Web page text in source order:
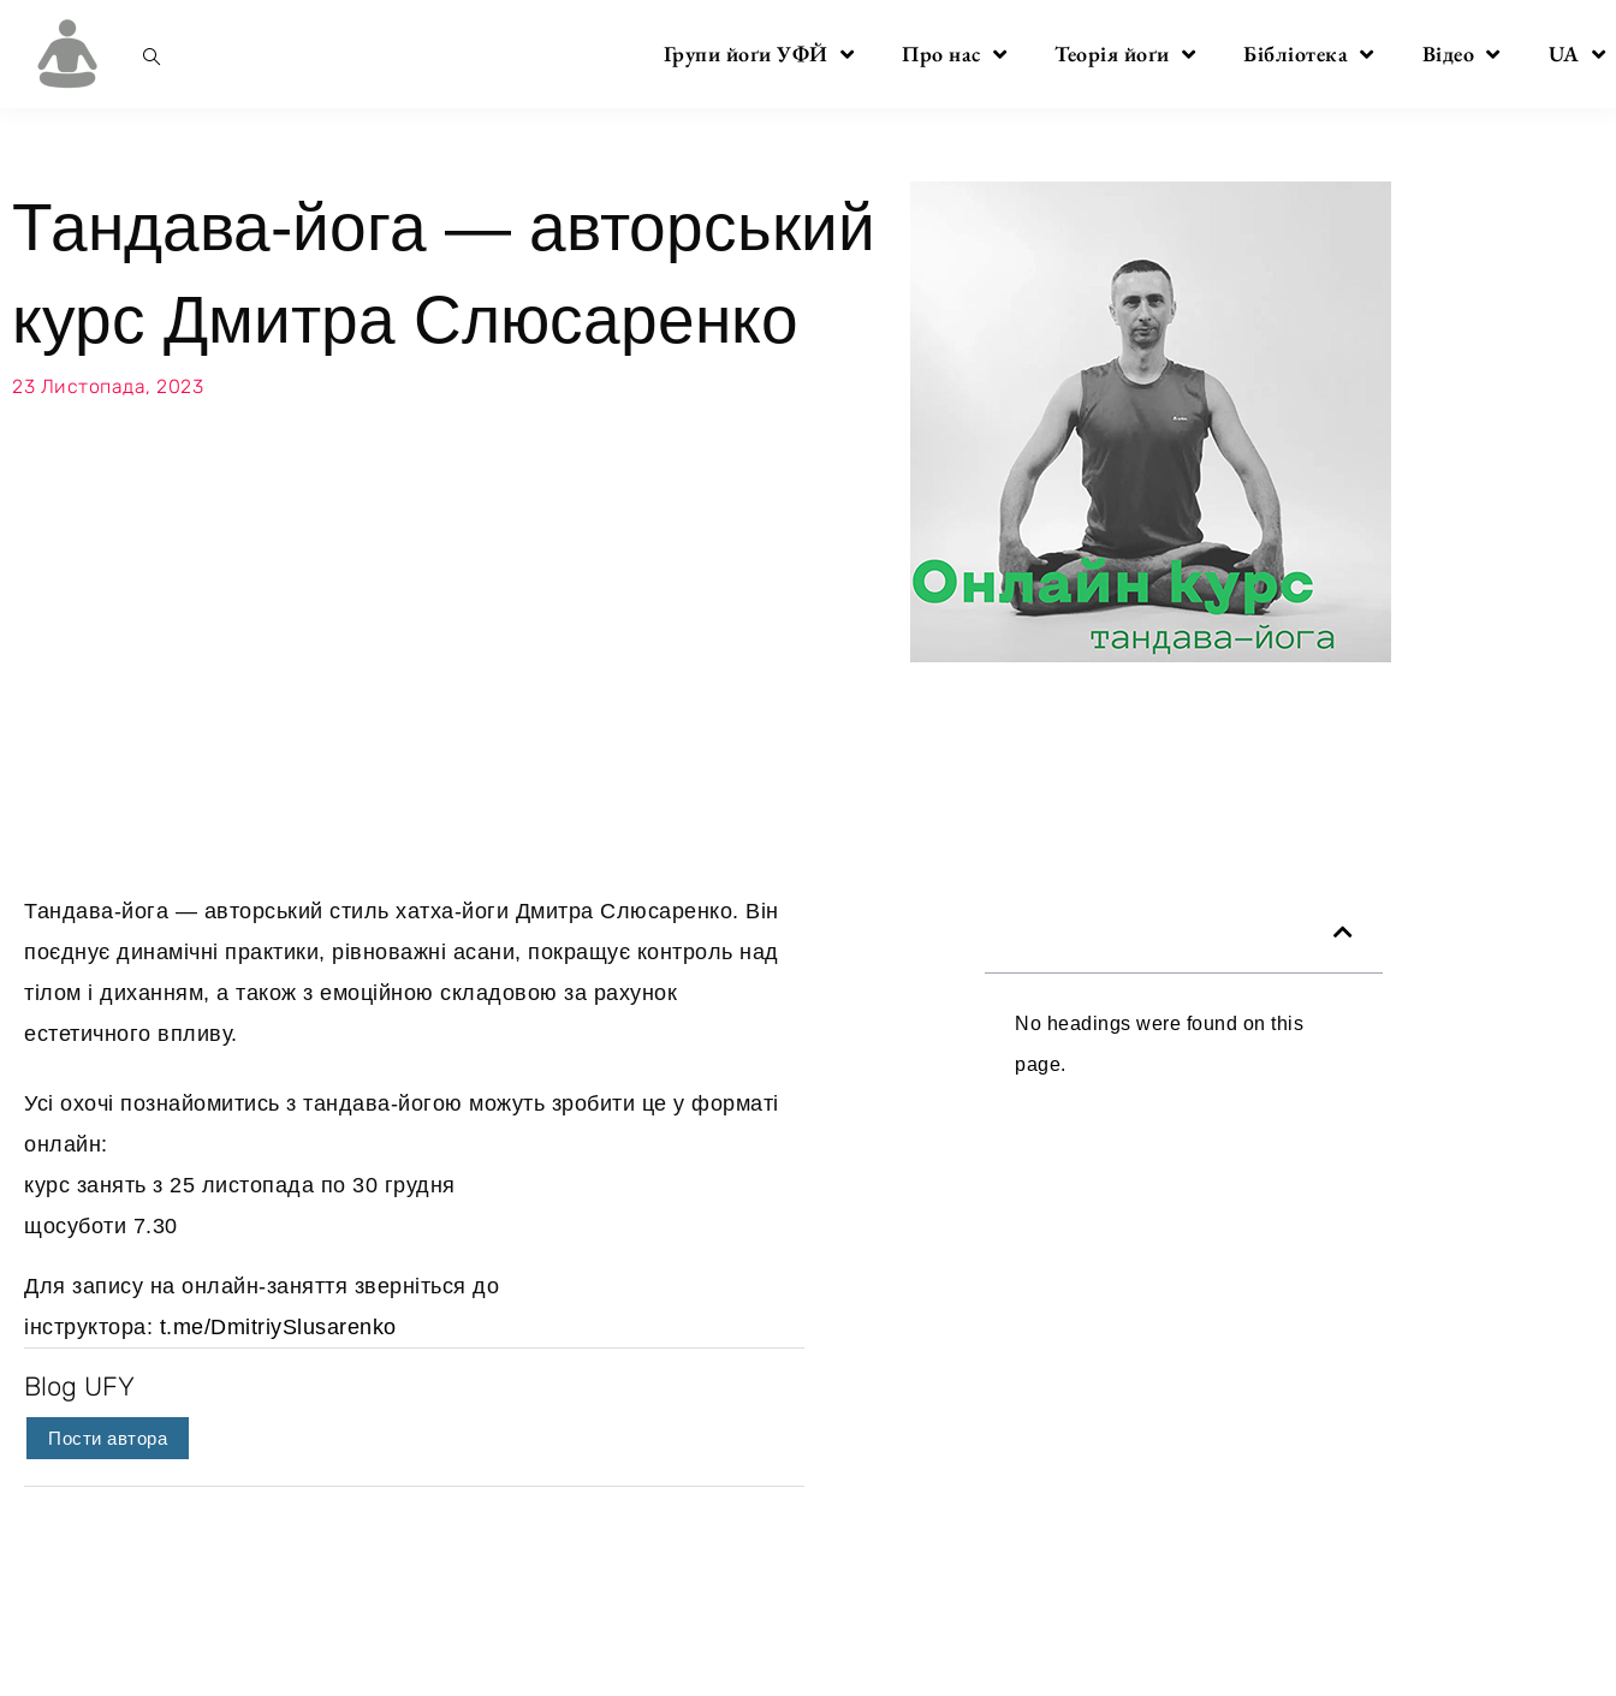
Групи йоґи УФЙ Про нас Теорія йоґи Бібліотека Відео UA
Тандава-йога — авторський
курс Дмитра Слюсаренко
23 Листопада, 2023
Тандава-йога — авторський стиль хатха-йоги Дмитра Слюсаренко. Він
поєднує динамічні практики, рівноважні асани, покращує контроль над
тілом і диханням, а також з емоційною складовою за рахунок
естетичного впливу.
Усі охочі познайомитись з тандава-йогою можуть зробити це у форматі
онлайн:
курс занять з 25 листопада по 30 грудня
щосуботи 7.30
Для запису на онлайн-заняття зверніться до
інструктора: t.me/DmitriySlusarenko
Blog UFY
Пости автора
No headings were found on this
page.